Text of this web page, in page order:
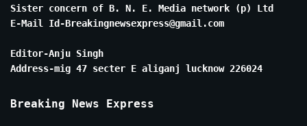
Sister concern of B. N. E. Media network (p) Ltd
E-Mail Id-Breakingnewsexpress@gmail.com
Editor-Anju Singh
Address-mig 47 secter E aliganj lucknow 226024
Breaking News Express